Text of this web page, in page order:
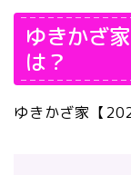
ゆきかざ
は？
ゆきかざ家【